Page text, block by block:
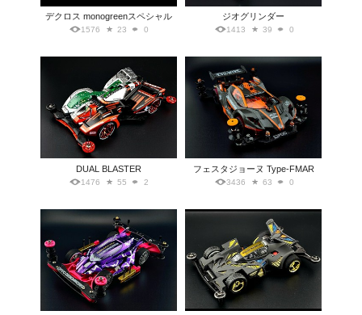
デクロス monogreenスペシャル
1576 23 0
ジオグリンダー
1413 39 0
DUAL BLASTER
1476 55 2
フェスタジョーヌ Type-FMAR
3436 63 0